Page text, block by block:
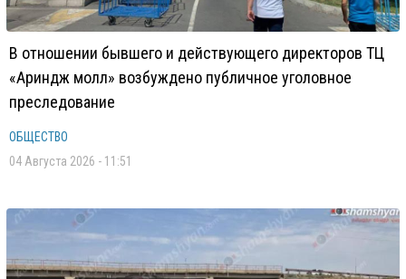
В отношении бывшего и действующего директоров ТЦ
«Ариндж молл» возбуждено публичное уголовное
преследование
ОБЩЕСТВО
04 Августа 2026 - 11:51